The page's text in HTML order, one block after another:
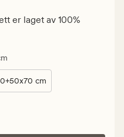
er laget av 100%
cm